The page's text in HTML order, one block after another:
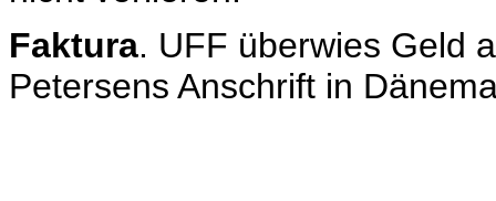
Faktura. UFF überwies Geld
Petersens Anschrift in